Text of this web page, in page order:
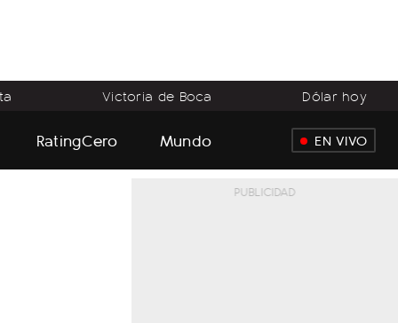
Victoria de Boca Dólar hoy
RatingCero Mundo EN VIVO